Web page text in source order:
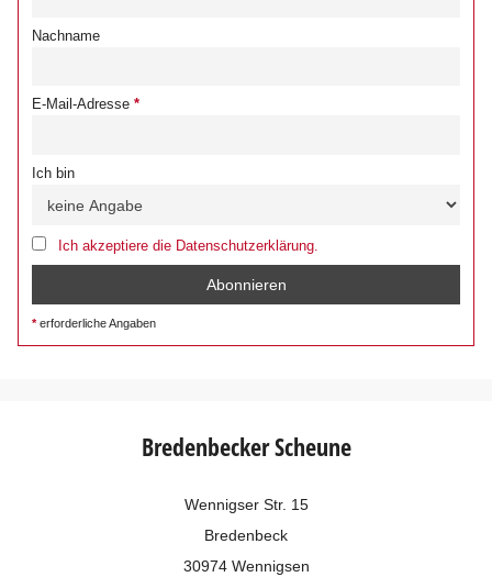
Nachname
E-Mail-Adresse
Ich bin
Ich akzeptiere die Datenschutzerklärung.
erforderliche Angaben
Bredenbecker Scheune
Wennigser Str. 15
Bredenbeck
30974 Wennigsen